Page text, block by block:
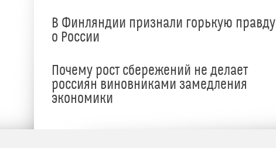
В Финляндии признали горькую правду
о России
Почему рост сбережений не делает
россиян виновниками замедления
экономики